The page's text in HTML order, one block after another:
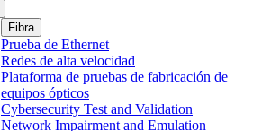
Fibra
Prueba de Ethernet
Redes de alta velocidad
Plataforma de pruebas de fabricación de
equipos ópticos
Cybersecurity Test and Validation
Network Impairment and Emulation